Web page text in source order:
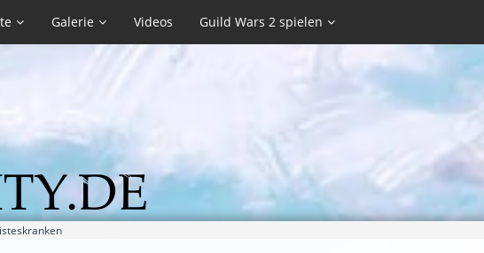
Galerie Videos Guild Wars 2 spielen